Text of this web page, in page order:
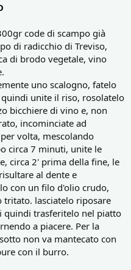
code di scampo già
di radicchio di Treviso,
di brodo vegetale, vino
uno scalogno, fatelo
unite il riso, rosolatelo
bicchiere di vino e, non
incominciate ad
volta, mescolando
circa 7 minuti, unite le
circa 2' prima della fine, le
al dente e
con un filo d'olio crudo,
tritato. lasciatelo riposare
quindi trasferitelo nel piatto
a piacere. Per la
non va mantecato con
con il burro.